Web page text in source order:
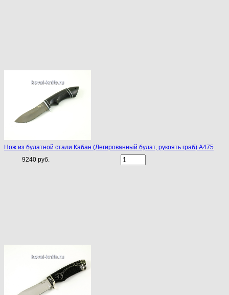
Нож из булатной стали Кабан (Легированный булат, рукоять граб) A475
9240 руб.